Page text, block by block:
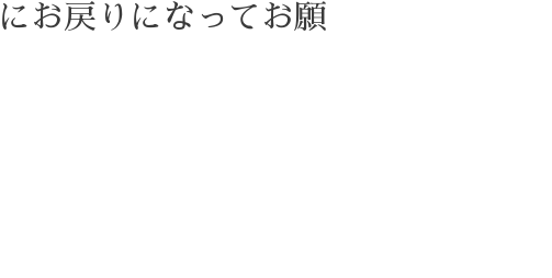
戻りになってお願